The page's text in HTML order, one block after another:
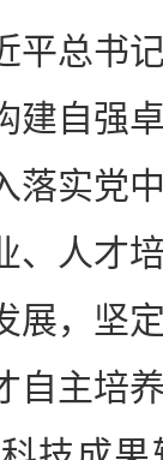
总书记
建自强
落实党
、人才
展，坚
自主培